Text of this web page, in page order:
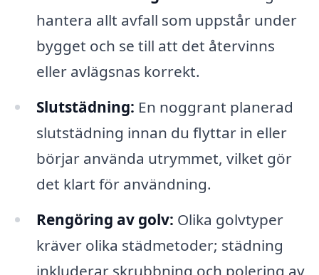
hantera allt avfall som uppstår under
bygget och se till att det återvinns
eller avlägsnas korrekt.
Slutstädning: En noggrant planerad
slutstädning innan du flyttar in eller
börjar använda utrymmet, vilket gör
det klart för användning.
Rengöring av golv: Olika golvtyper
kräver olika städmetoder; städning
inkluderar skrubbning och polering av